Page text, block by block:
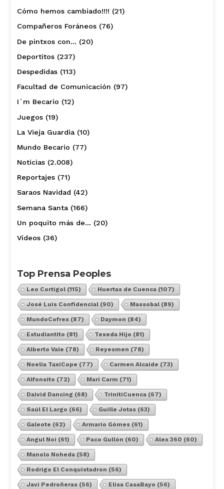
Cómo hemos cambiado!!!! (21)
Compañeros Foráneos(76)
De pintxos con… (20)
Deportitos(237)
Despedidas(113)
Facultad de Comunicación (97)
I´m Becario (12)
Juegos(19)
La Vieja Guardia(10)
Mundo Becario (77)
Noticias(2.008)
Reportajes(71)
Saraos Navidad (42)
Semana Santa(166)
Un poquito más de… (20)
Vídeos(36)
Top Prensa Peoples
Leo Cortigol(115) Huertas de Cuenca(107)
José Luis Confidencial(90) Massobal(89)
MundoCofrex(87) Daymon (84)
Estudiantito (81) Texeda Hijo (81)
Alberto Vale (78) Reyesmen (78)
Noelia TaxiCope (77) Carmen Alcaide (73)
Alfonsito (72) Mari Carm (71)
Daivid Dancing (68) TrinitiCuenca(67)
Saúl El Largo (66) Guille Jotas(63)
Galeote (62) Armario Gómes(61)
Angul Noi (61) Paco Gullón (60) Alex 360 (60)
Manolo Noheda(58)
Rodrigo El Conquistadron (56)
Javi Pedroñeras(56) Elisa CasaBayo (56)